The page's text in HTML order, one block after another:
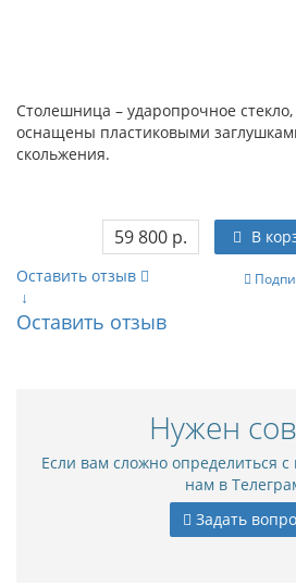
Столешница – ударопрочное
оснащены пластиковыми
скольжения.
59 800 р. В
Оставить отзыв
↓
Оставить отзыв
Нужен
Если вам сложно определиться
нам в
Задать